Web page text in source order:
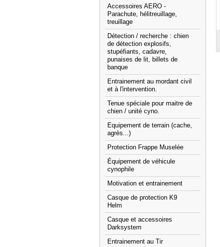
Accessoires AERO -
Parachute, hélitreuillage,
treuillage
Détection / recherche : chien
de détection explosifs,
stupéfiants, cadavre,
punaises de lit, billets de
banque
Entrainement au mordant civil
et à l'intervention.
Tenue spéciale pour maitre de
chien / unité cyno.
Equipement de terrain (cache,
agrès...)
Protection Frappe Muselée
Équipement de véhicule
cynophile
Motivation et entrainement
Casque de protection K9
Helm
Casque et accessoires
Darksystem
Entrainement au Tir